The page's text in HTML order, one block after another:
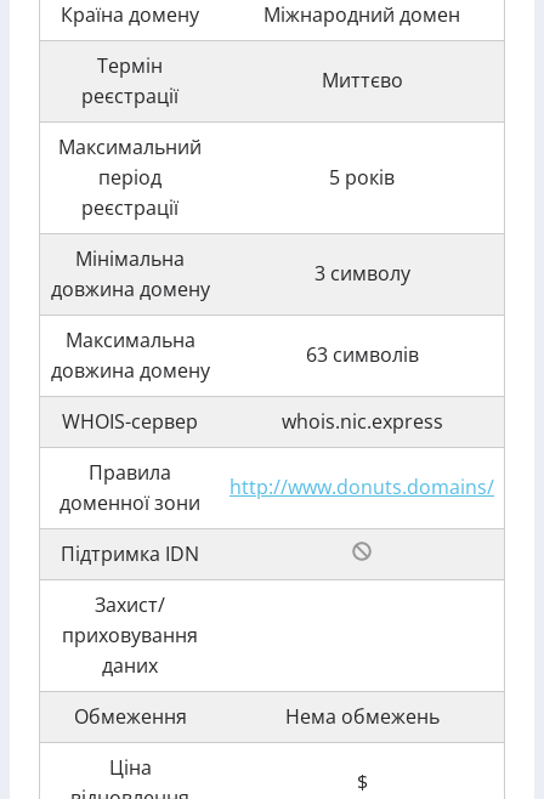
Країна домену
Міжнародний домен
Термін
реєстрації
Миттєво
Максимальний
період
реєстрації
5 років
Мінімальна
довжина домену
3 символу
Максимальна
довжина домену
63 символів
WHOIS-сервер
whois.nic.express
Правила
доменної зони
http://www.donuts.domains/
Підтримка IDN
Захист/
приховування
даних
Обмеження
Нема обмежень
Ціна
$